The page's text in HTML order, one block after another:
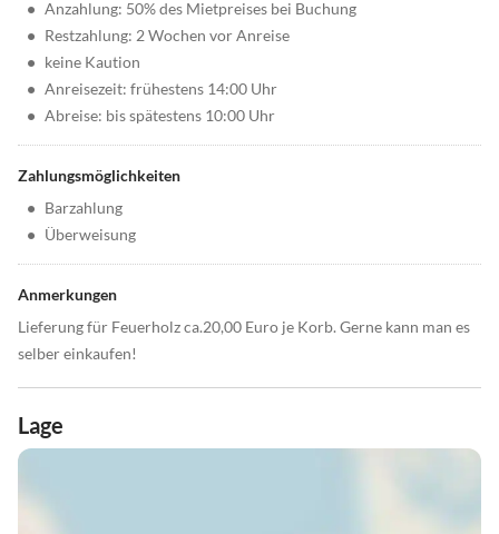
• Anzahlung: 50% des Mietpreises bei Buchung
• Restzahlung: 2 Wochen vor Anreise
• keine Kaution
• Anreisezeit: frühestens 14:00 Uhr
• Abreise: bis spätestens 10:00 Uhr
Zahlungsmöglichkeiten
• Barzahlung
• Überweisung
Anmerkungen
Lieferung für Feuerholz ca.20,00 Euro je Korb. Gerne kann man es
selber einkaufen!
Lage